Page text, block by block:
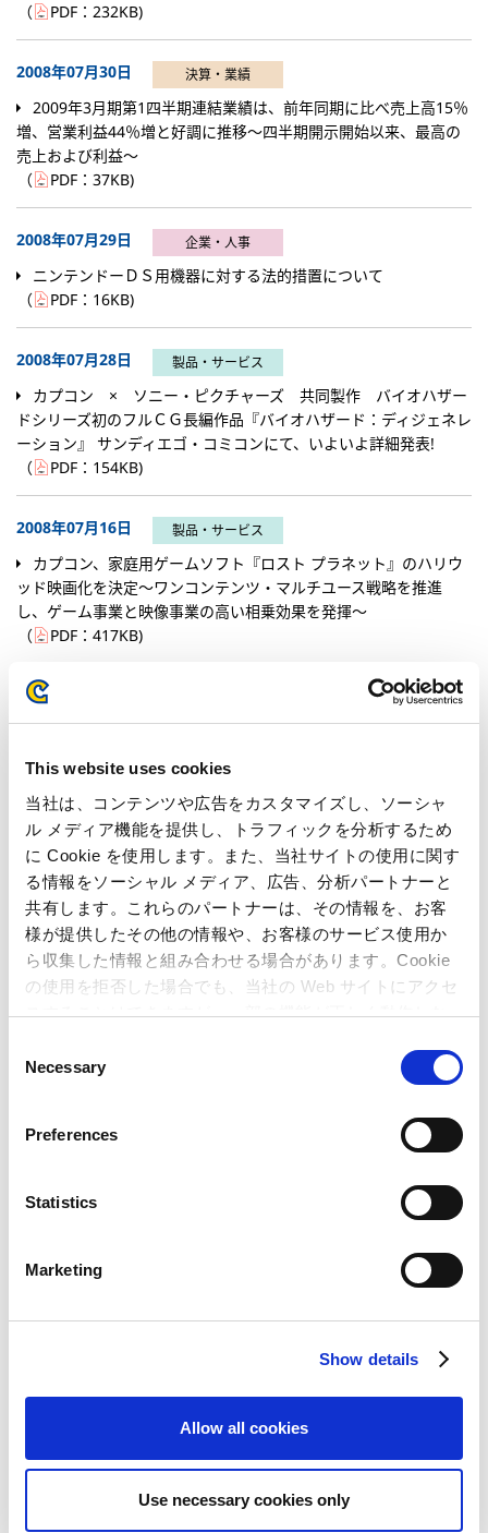
This website uses cookies
当社は、コンテンツや広告をカスタマイズし、ソーシャ
ル メディア機能を提供し、トラフィックを分析するため
に Cookie を使用します。また、当社サイトの使用に関す
る情報をソーシャル メディア、広告、分析パートナーと
共有します。これらのパートナーは、その情報を、お客
様が提供したその他の情報や、お客様のサービス使用か
ら収集した情報と組み合わせる場合があります。Cookie
の使用を拒否した場合でも、当社の Web サイトにアクセ
スすることはできますが、一部の機能が正しく動作しな
Necessary
Preferences
Statistics
Marketing
Show details
Allow all cookies
Use necessary cookies only
（
PDF： 232KB)
2008年07月30日 決算・業績
2009年3月期第1四半期連結業績は、前年同期に比べ売上高15％
増、営業利益44％増と好調に推移～四半期開示開始以来、最高の
売上および利益～
（
PDF： 37KB)
2008年07月29日 企業・人事
ニンテンドーＤＳ用機器に対する法的措置について
（
PDF： 16KB)
2008年07月28日 製品・サービス
カプコン × ソニー・ピクチャーズ 共同製作 バイオハザー
ドシリーズ初のフルＣＧ長編作品『バイオハザード：ディジェネレ
ーション』 サンディエゴ・コミコンにて、いよいよ詳細発表!
（
PDF： 154KB)
2008年07月16日 製品・サービス
カプコン、家庭用ゲームソフト『ロスト プラネット』のハリウ
ッド映画化を決定～ワンコンテンツ・マルチユース戦略を推進
し、ゲーム事業と映像事業の高い相乗効果を発揮～
（
PDF： 417KB)
2008年07月15日
カプコン、次世代機向けシリーズ最新作『バイオハザード5』の
て2009年3月に全世界同時発売～
（
PDF： 256KB)
2008年07月03日 企業・人事
フランスにおける子会社設立に関するお知らせ
（
PDF： 11KB )
2008年06月25日 製品・サービス
株式会社カプコン、UNREAL ENGINE 3のライセンス契約を締結
ンが欧州で開発中のタイトル(未発表)開発を支援～
カプコン、『ストリートファイター』生誕２０周年プロジェク
トとして、家庭用ゲーム最新作『ストリートファイターⅣ』をマル
０９年２月に公開決定～
（
PDF：309KB
（
PDF：457KB)
2008年05月20日 決算・業績
2008年3月期連結業績は2期連続増収増益売上高、経常利益とも